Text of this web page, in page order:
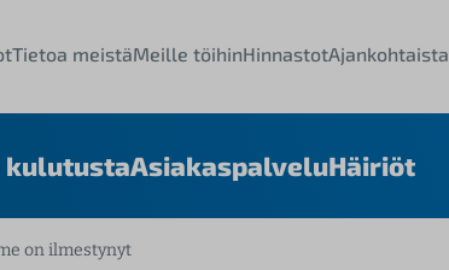
Tietoa meistäMeille töihinHinnastotAjankohtaista
kulutustaAsiakaspalveluHäiriöt
on ilmestynyt